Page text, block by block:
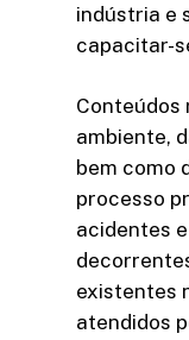
indústria e
capacitar-
Conteúdos
ambiente,
bem como
processo
acidentes
existentes
atendidos